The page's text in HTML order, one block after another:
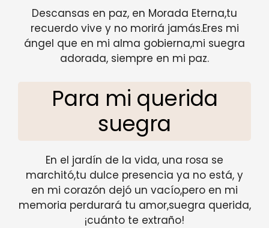
Descansas en paz, en Morada Eterna,tu
recuerdo vive y no morirá jamás.Eres mi
ángel que en mi alma gobierna,mi suegra
adorada, siempre en mi paz.
Para mi querida
suegra
En el jardín de la vida, una rosa se
marchitó,tu dulce presencia ya no está, y
en mi corazón dejó un vacío,pero en mi
memoria perdurará tu amor,suegra querida,
¡cuánto te extraño!